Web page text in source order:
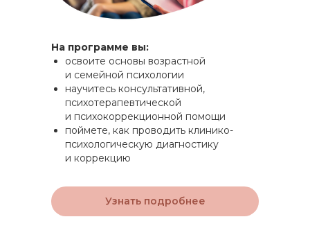
Узнать подробнее
На программе вы:
освоите основы возрастной
и семейной психологии
научитесь консультативной,
психотерапевтической
и психокоррекционной помощи
поймете, как проводить клинико-
психологическую диагностику
и коррекцию